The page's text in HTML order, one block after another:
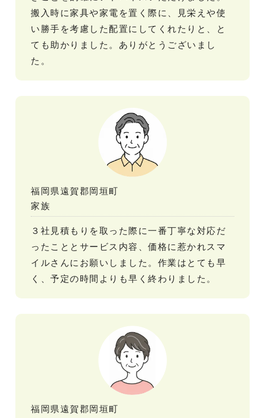
搬入時に家具や家電を置く際に、見栄えや使
い勝手を考慮した配置にしてくれたりと、と
ても助かりました。ありがとうございまし
た。
福岡県遠賀郡岡垣町
家族
３社見積もりを取った際に一番丁寧な対応だ
ったこととサービス内容、価格に惹かれスマ
イルさんにお願いしました。作業はとても早
く、予定の時間よりも早く終わりました。
福岡県遠賀郡岡垣町